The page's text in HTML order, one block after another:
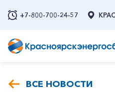
+7-800-700-24-57
ВСЕ НОВОСТИ